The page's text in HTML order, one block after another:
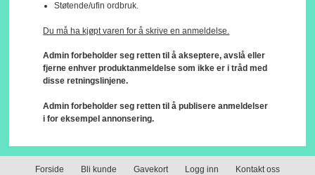
Støtende/ufin ordbruk.
Du må ha kjøpt varen for å skrive en anmeldelse.
Admin forbeholder seg retten til å akseptere, avslå eller
fjerne enhver produktanmeldelse som ikke er i tråd med
disse retningslinjene.
Admin forbeholder seg retten til å publisere anmeldelser
i for eksempel annonsering.
Forside Bli kunde Gavekort Logg inn Kontakt oss